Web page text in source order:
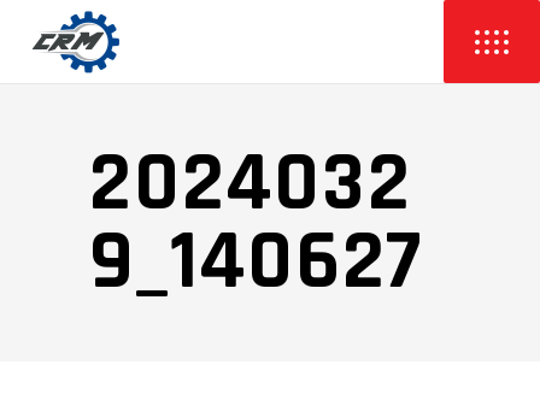
2024032
9_140627